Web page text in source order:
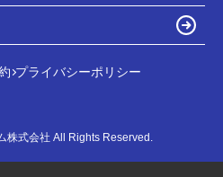
プライバシーポリシー
株式会社 All Rights Reserved.